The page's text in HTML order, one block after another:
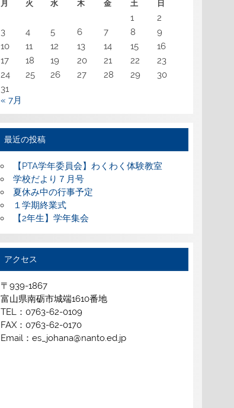
月 火 水 木 金 土 日
1
2
3
4 5 6 7 8
9
10
11 12 13 14 15
16
17
18 19 20 21 22
23
24
25 26 27 28 29
30
31
« 7月
最近の投稿
【PTA学年委員会】わくわく体験教室
学校だより７月号
夏休み中の行事予定
１学期終業式
【2年生】学年集会
アクセス
〒939-1867
富山県南砺市城端1610番地
TEL：0763-62-0109
FAX：0763-62-0170
Email：es_johana@nanto.ed.jp